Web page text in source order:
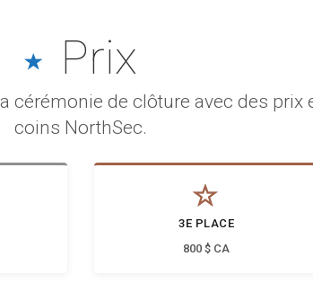
Prix
de clôture avec des prix
coins NorthSec.
3E PLACE
800 $ CA